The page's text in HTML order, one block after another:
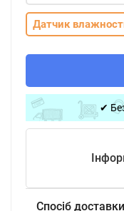
Датчик
✔
Спосіб доставки